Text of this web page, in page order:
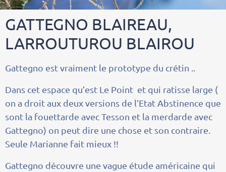
GATTEGNO BLAIREAU,
LARROUTUROU BLAIROU
Gattegno est vraiment le prototype du crétin ..
Dans cet espace qu’est Le Point et qui ratisse large (
on a droit aux deux versions de l’Etat Abstinence que
sont la fouettarde avec Tesson et la merdarde avec
Gattegno) on peut dire une chose et son contraire.
Seule Marianne fait mieux !!
Gattegno découvre une vague étude américaine qui